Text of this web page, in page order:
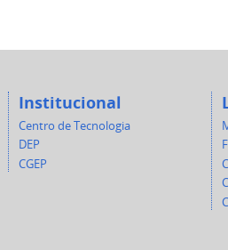
Institucional
Centro de Tecnologia
DEP
CGEP